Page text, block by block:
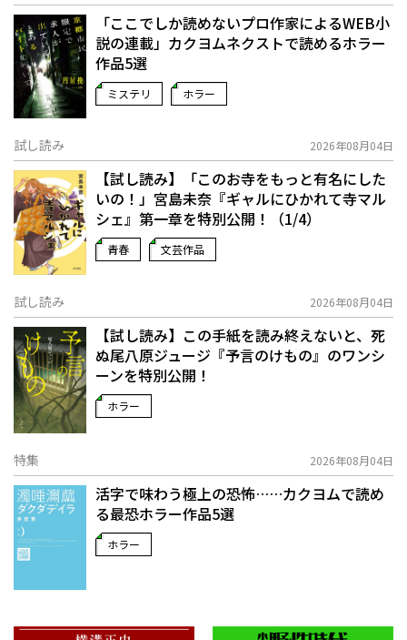
「ここでしか読めないプロ作家によるWEB小
説の連載」――カクヨムネクストで読めるホラー
作品5選
ミステリ ホラー
試し読み 2026年08月04日
【試し読み】「このお寺をもっと有名にした
いの！」宮島未奈『ギャルにひかれて寺マル
シェ』第一章を特別公開！（1/4）
青春 文芸作品
試し読み 2026年08月04日
【試し読み】この手紙を読み終えないと、死
ぬ――尾八原ジュージ『予言のけもの』のワンシ
ーンを特別公開！
ホラー
特集 2026年08月04日
活字で味わう極上の恐怖……カクヨムで読め
る最恐ホラー作品5選
ホラー